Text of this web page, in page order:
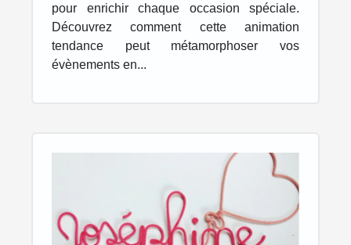
pour enrichir chaque occasion spéciale.
Découvrez comment cette animation
tendance peut métamorphoser vos
évènements en...